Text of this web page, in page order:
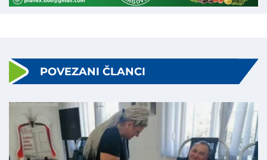
POVEZANI ČLANCI